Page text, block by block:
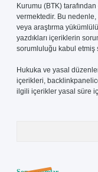
Kurumu (BTK)
vermektedir. Bu
veya araştırma
yazdıkları içeriklerin
sorumluluğu kabul etmiş
Hukuka ve yasal
içerikleri,
ilgili içerikler yasal süre